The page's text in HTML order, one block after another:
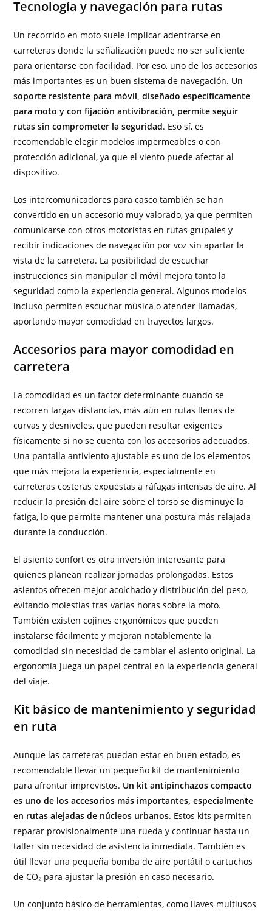
Tecnología y navegación para rutas
Un recorrido en moto suele implicar adentrarse en
carreteras donde la señalización puede no ser suficiente
para orientarse con facilidad. Por eso, uno de los accesorios
más importantes es un buen sistema de navegación. Un
soporte resistente para móvil, diseñado específicamente
para moto y con fijación antivibración, permite seguir
rutas sin comprometer la seguridad. Eso sí, es
recomendable elegir modelos impermeables o con
protección adicional, ya que el viento puede afectar al
dispositivo.
Los intercomunicadores para casco también se han
convertido en un accesorio muy valorado, ya que permiten
comunicarse con otros motoristas en rutas grupales y
recibir indicaciones de navegación por voz sin apartar la
vista de la carretera. La posibilidad de escuchar
instrucciones sin manipular el móvil mejora tanto la
seguridad como la experiencia general. Algunos modelos
incluso permiten escuchar música o atender llamadas,
aportando mayor comodidad en trayectos largos.
Accesorios para mayor comodidad en
carretera
La comodidad es un factor determinante cuando se
recorren largas distancias, más aún en rutas llenas de
curvas y desniveles, que pueden resultar exigentes
físicamente si no se cuenta con los accesorios adecuados.
Una pantalla antiviento ajustable es uno de los elementos
que más mejora la experiencia, especialmente en
carreteras costeras expuestas a ráfagas intensas de aire. Al
reducir la presión del aire sobre el torso se disminuye la
fatiga, lo que permite mantener una postura más relajada
durante la conducción.
El asiento confort es otra inversión interesante para
quienes planean realizar jornadas prolongadas. Estos
asientos ofrecen mejor acolchado y distribución del peso,
evitando molestias tras varias horas sobre la moto.
También existen cojines ergonómicos que pueden
instalarse fácilmente y mejoran notablemente la
comodidad sin necesidad de cambiar el asiento original. La
ergonomía juega un papel central en la experiencia general
del viaje.
Kit básico de mantenimiento y seguridad
en ruta
Aunque las carreteras puedan estar en buen estado, es
recomendable llevar un pequeño kit de mantenimiento
para afrontar imprevistos. Un kit antipinchazos compacto
es uno de los accesorios más importantes, especialmente
en rutas alejadas de núcleos urbanos. Estos kits permiten
reparar provisionalmente una rueda y continuar hasta un
taller sin necesidad de asistencia inmediata. También es
útil llevar una pequeña bomba de aire portátil o cartuchos
de CO₂ para ajustar la presión en caso necesario.
Un conjunto básico de herramientas, como llaves multiusos